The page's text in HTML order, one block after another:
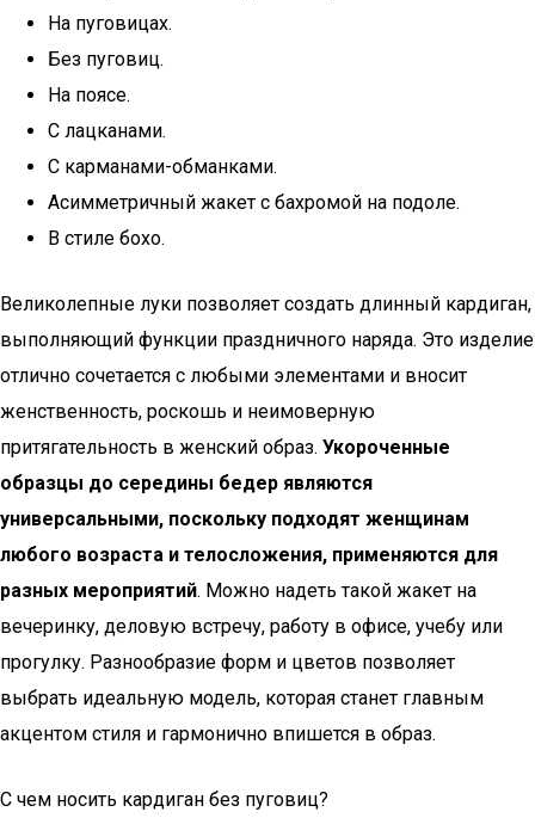
На пуговицах.
Без пуговиц.
На поясе.
С лацканами.
С карманами-обманками.
Асимметричный жакет с бахромой на подоле.
В стиле бохо.
Великолепные луки позволяет создать длинный кардиган,
выполняющий функции праздничного наряда. Это изделие
отлично сочетается с любыми элементами и вносит
женственность, роскошь и неимоверную
притягательность в женский образ. Укороченные
образцы до середины бедер являются
универсальными, поскольку подходят женщинам
любого возраста и телосложения, применяются для
разных мероприятий. Можно надеть такой жакет на
вечеринку, деловую встречу, работу в офисе, учебу или
прогулку. Разнообразие форм и цветов позволяет
выбрать идеальную модель, которая станет главным
акцентом стиля и гармонично впишется в образ.
С чем носить кардиган без пуговиц?